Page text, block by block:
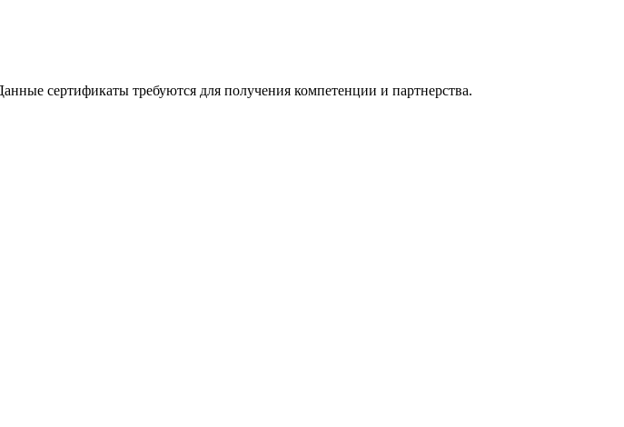
сертификаты требуются для получения компетенции и партнерства.